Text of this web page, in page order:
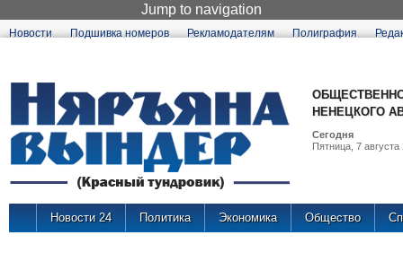
Jump to navigation
Новости Подшивка номеров Рекламодателям Полиграфия
НЕНЕЦКОГО
Сегодня
Пятница, 7 августа
Новости 24 Политика Экономика Общество